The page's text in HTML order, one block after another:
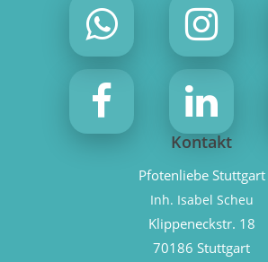
Kontakt
Pfotenliebe Stuttgart
Inh. Isabel Scheu
Klippeneckstr. 18
70186 Stuttgart